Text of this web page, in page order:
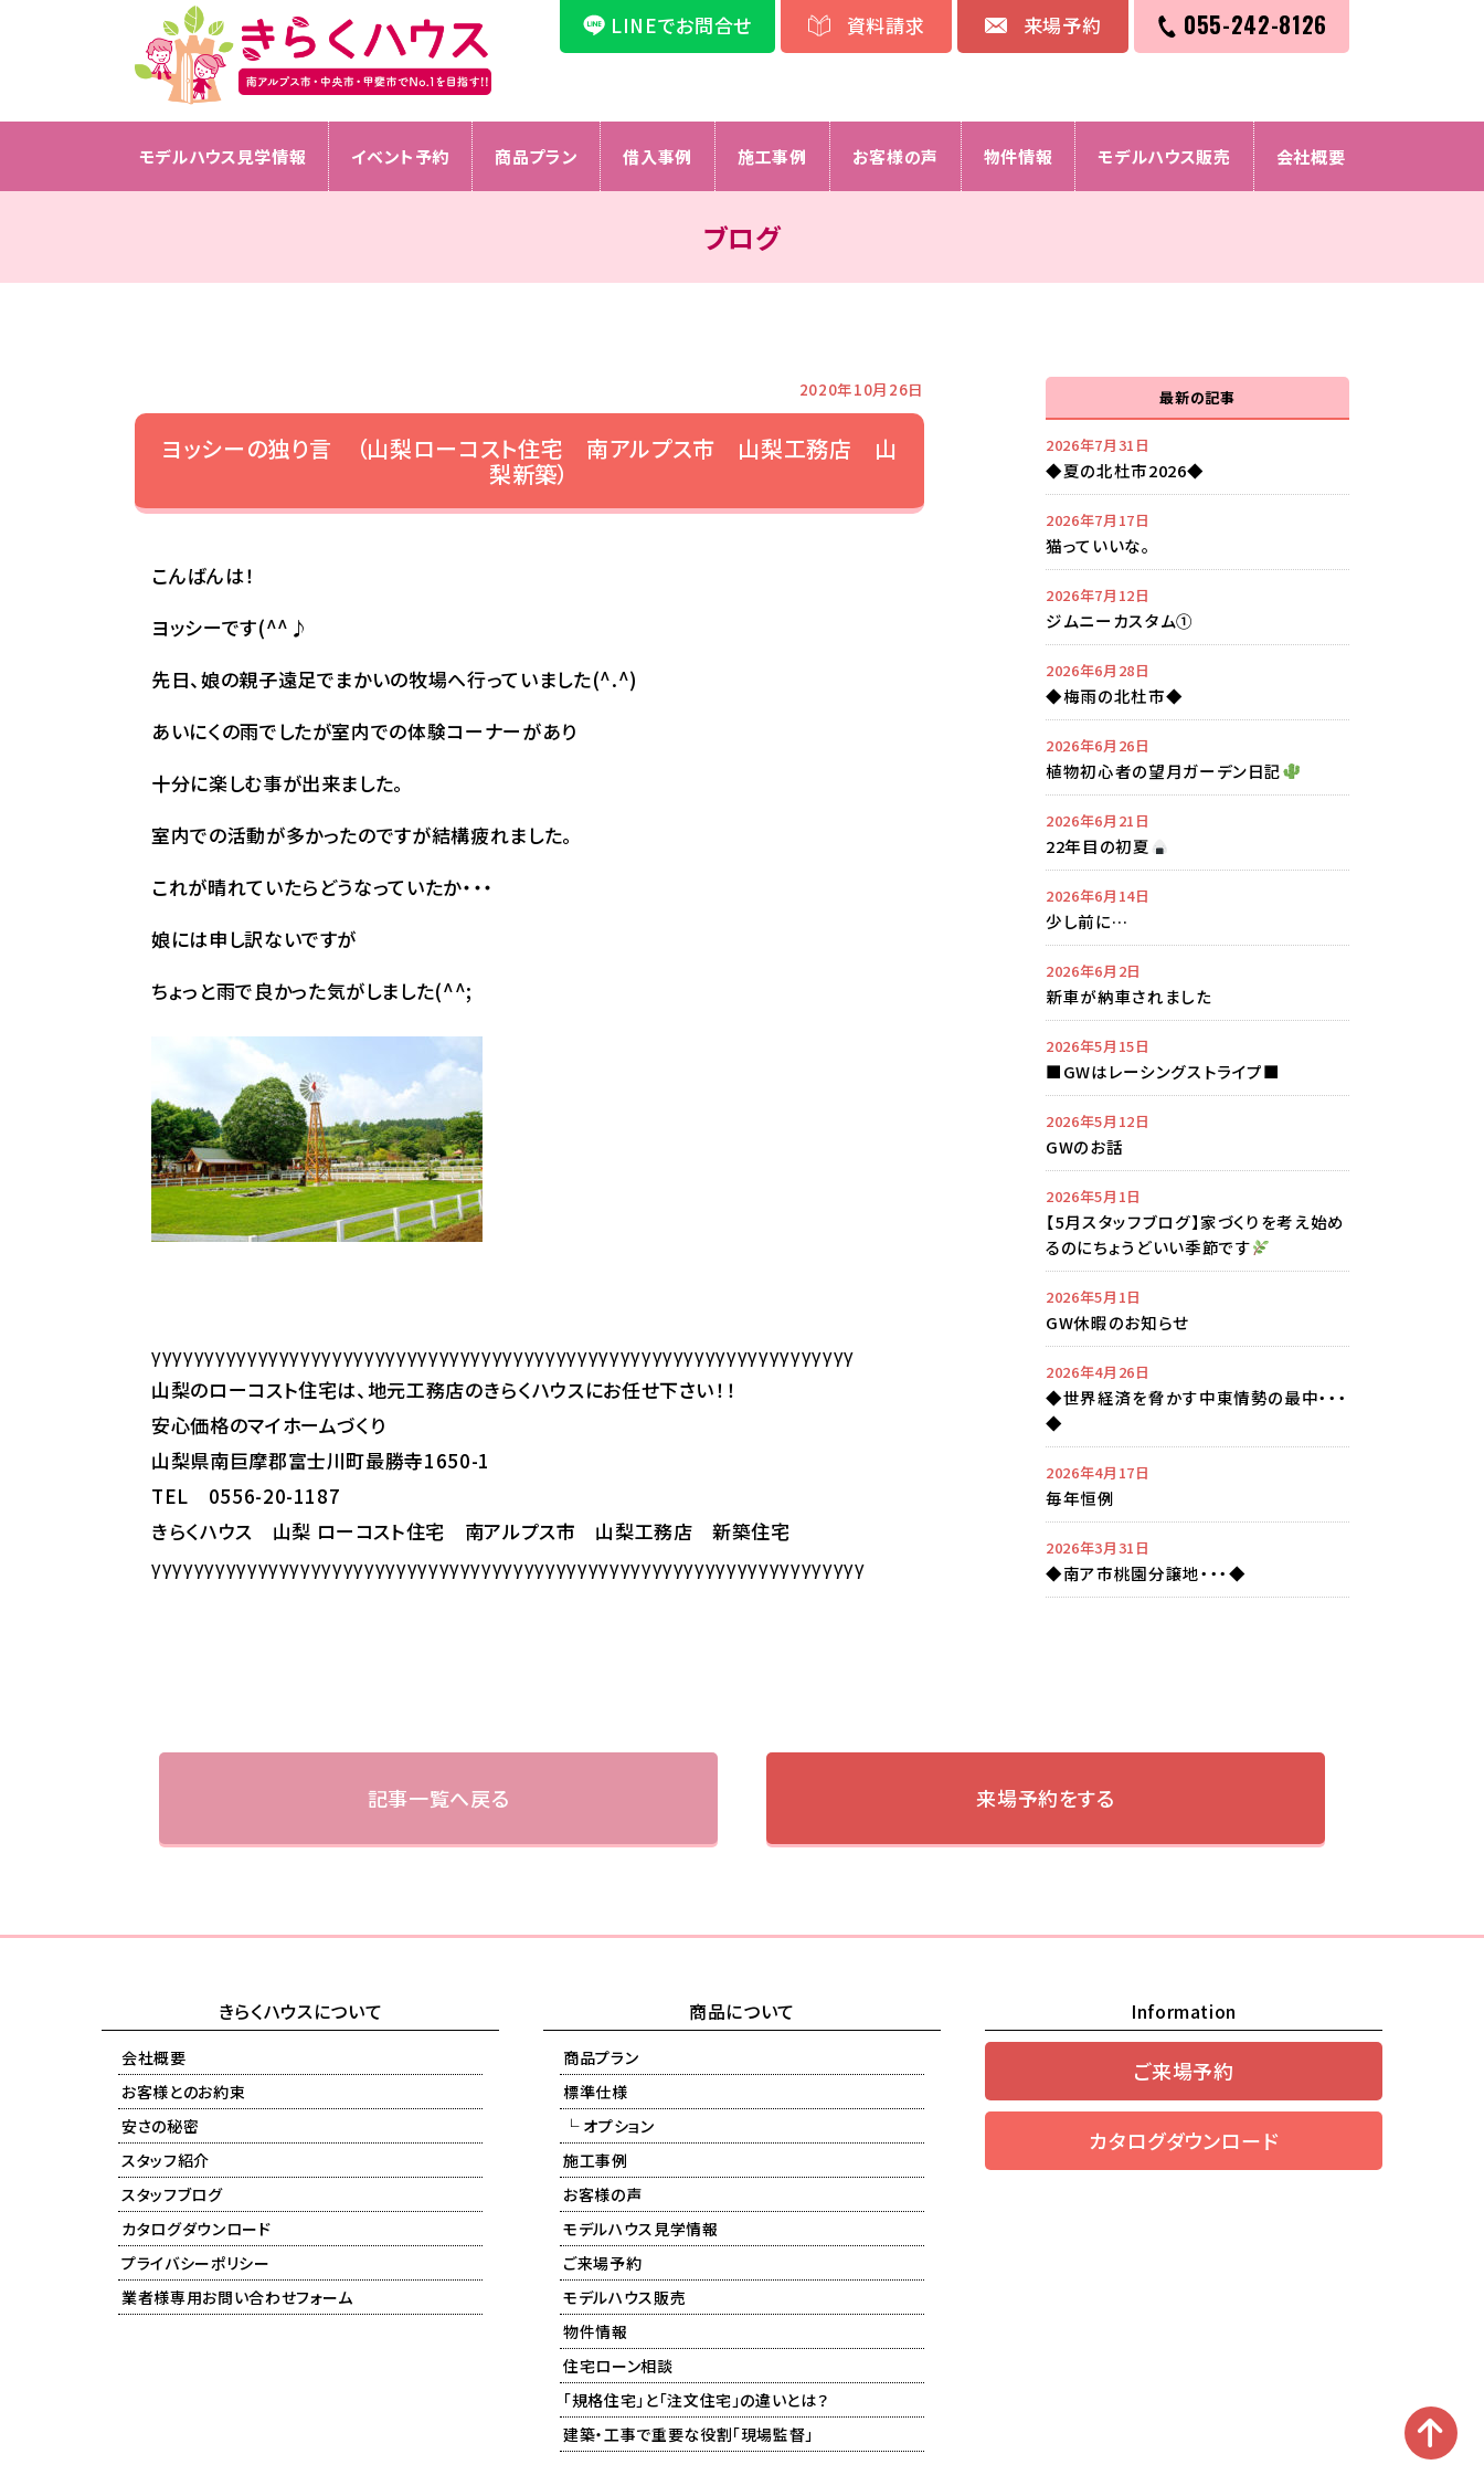
LINEでお問合せ 資料請求 来場予約 055-242-8126
モデルハウス見学情報 イベント予約 商品プラン 借入事例 施工事例 お客様の声 物件情報 モデルハウス販売 会社概要
ブログ
2020年10月26日
ヨッシーの独り言 （山梨ローコスト住宅 南アルプス市 山梨工務店 山
梨新築）
こんばんは！
ヨッシーです(^^♪
先日、娘の親子遠足でまかいの牧場へ行っていました(^.^)
あいにくの雨でしたが室内での体験コーナーがあり
十分に楽しむ事が出来ました。
室内での活動が多かったのですが結構疲れました。
これが晴れていたらどうなっていたか・・・
娘には申し訳ないですが
ちょっと雨で良かった気がしました(^^;
γγγγγγγγγγγγγγγγγγγγγγγγγγγγγγγγγγγγγγγγγγγγγγγγγγγγγγγγγγγγγγγγγγ
山梨のローコスト住宅は、地元工務店のきらくハウスにお任せ下さい！！
安心価格のマイホームづくり
山梨県南巨摩郡富士川町最勝寺1650-1
TEL 0556-20-1187
きらくハウス 山梨 ローコスト住宅 南アルプス市 山梨工務店 新築住宅
γγγγγγγγγγγγγγγγγγγγγγγγγγγγγγγγγγγγγγγγγγγγγγγγγγγγγγγγγγγγγγγγγγγ
最新の記事
2026年7月31日
◆夏の北杜市2026◆
2026年7月17日
猫っていいな。
2026年7月12日
ジムニーカスタム①
2026年6月28日
◆梅雨の北杜市◆
2026年6月26日
植物初心者の望月ガーデン日記
2026年6月21日
22年目の初夏
2026年6月14日
少し前に…
2026年6月2日
新車が納車されました
2026年5月15日
■GWはレーシングストライプ■
2026年5月12日
GWのお話
2026年5月1日
【5月スタッフブログ】家づくりを考え始め
るのにちょうどいい季節です
2026年5月1日
GW休暇のお知らせ
2026年4月26日
◆世界経済を脅かす中東情勢の最中・・・
◆
2026年4月17日
毎年恒例
2026年3月31日
◆南ア市桃園分譲地・・・◆
記事一覧へ戻る 来場予約をする
きらくハウスについて
会社概要
お客様とのお約束
安さの秘密
スタッフ紹介
スタッフブログ
カタログダウンロード
プライバシーポリシー
業者様専用お問い合わせフォーム
商品について
商品プラン
標準仕様
└ オプション
施工事例
お客様の声
モデルハウス見学情報
ご来場予約
モデルハウス販売
物件情報
住宅ローン相談
「規格住宅」と「注文住宅」の違いとは？
建築・工事で重要な役割「現場監督」
Information
ご来場予約
カタログダウンロード